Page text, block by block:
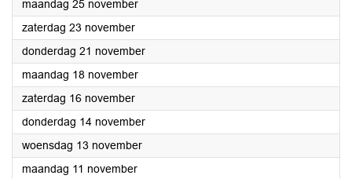
maandag 25 november2024
zaterdag 23 november2024
donderdag 21 november2024
maandag 18 november2024
zaterdag 16 november2024
donderdag 14 november2024
woensdag 13 november2024
maandag 11 november2024